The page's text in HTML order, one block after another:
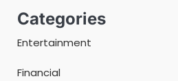
Categories
Entertainment
Financial